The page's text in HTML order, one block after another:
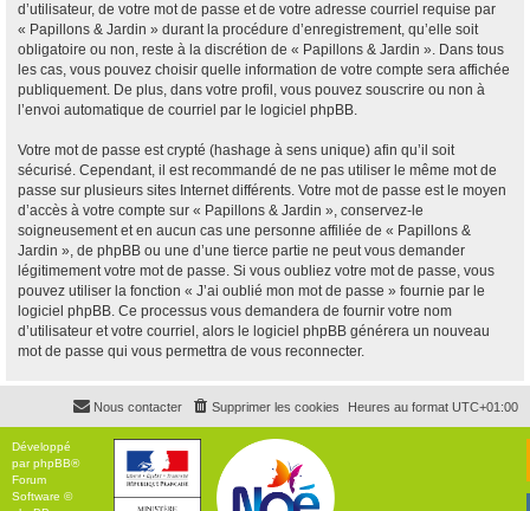
d’utilisateur, de votre mot de passe et de votre adresse courriel requise par
« Papillons & Jardin » durant la procédure d’enregistrement, qu’elle soit
obligatoire ou non, reste à la discrétion de « Papillons & Jardin ». Dans tous
les cas, vous pouvez choisir quelle information de votre compte sera affichée
publiquement. De plus, dans votre profil, vous pouvez souscrire ou non à
l’envoi automatique de courriel par le logiciel phpBB.
Votre mot de passe est crypté (hashage à sens unique) afin qu’il soit
sécurisé. Cependant, il est recommandé de ne pas utiliser le même mot de
passe sur plusieurs sites Internet différents. Votre mot de passe est le moyen
d’accès à votre compte sur « Papillons & Jardin », conservez-le
soigneusement et en aucun cas une personne affiliée de « Papillons &
Jardin », de phpBB ou une d’une tierce partie ne peut vous demander
légitimement votre mot de passe. Si vous oubliez votre mot de passe, vous
pouvez utiliser la fonction « J’ai oublié mon mot de passe » fournie par le
logiciel phpBB. Ce processus vous demandera de fournir votre nom
d’utilisateur et votre courriel, alors le logiciel phpBB générera un nouveau
mot de passe qui vous permettra de vous reconnecter.
Heures au format UTC+01:00
Supprimer les cookies
Nous contacter
Développé
parphpBB®
Forum
Software ©